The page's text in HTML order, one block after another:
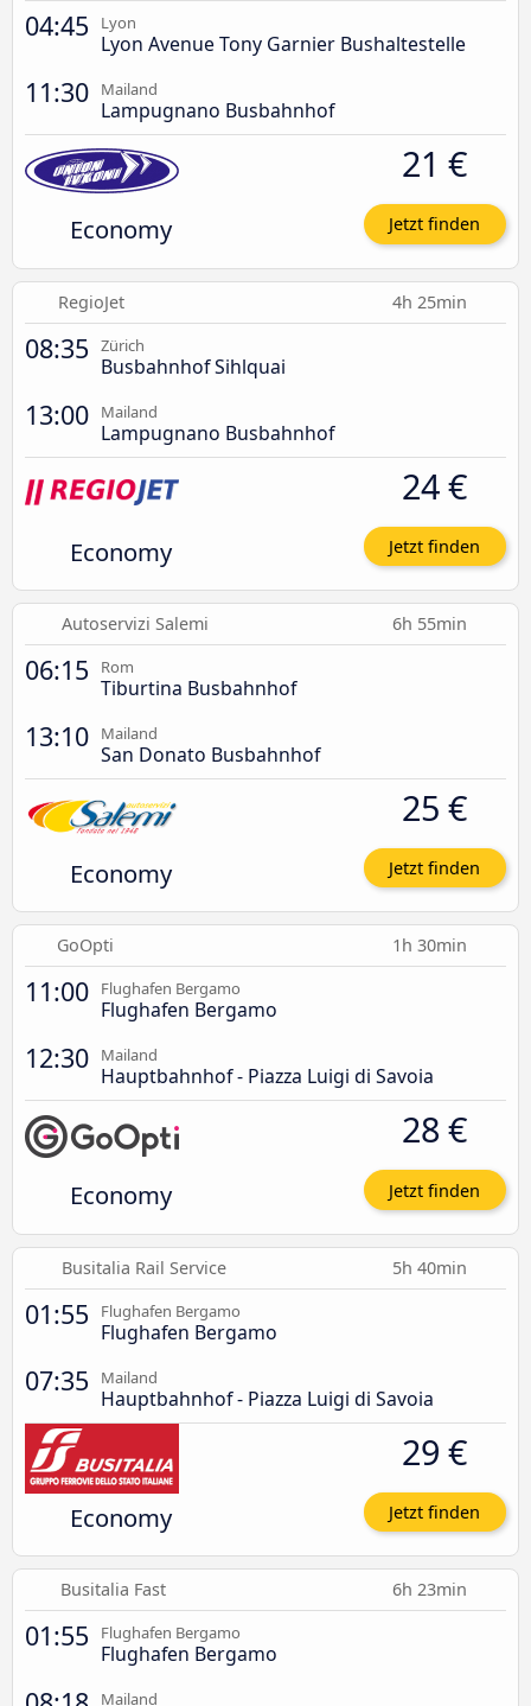
04:45 Lyon
Lyon Avenue Tony Garnier Bushaltestelle
11:30 Mailand
Lampugnano Busbahnhof
Economy
21 €
Jetzt finden
RegioJet 4h 25min
08:35 Zürich
Busbahnhof Sihlquai
13:00 Mailand
Lampugnano Busbahnhof
Economy
24 €
Jetzt finden
Autoservizi Salemi 6h 55min
06:15 Rom
Tiburtina Busbahnhof
13:10 Mailand
San Donato Busbahnhof
Economy
25 €
Jetzt finden
GoOpti 1h 30min
11:00 Flughafen Bergamo
Flughafen Bergamo
12:30 Mailand
Hauptbahnhof - Piazza Luigi di Savoia
Economy
28 €
Jetzt finden
Busitalia Rail Service 5h 40min
01:55 Flughafen Bergamo
Flughafen Bergamo
07:35 Mailand
Hauptbahnhof - Piazza Luigi di Savoia
Economy
29 €
Jetzt finden
Busitalia Fast 6h 23min
01:55 Flughafen Bergamo
Flughafen Bergamo
Mailand